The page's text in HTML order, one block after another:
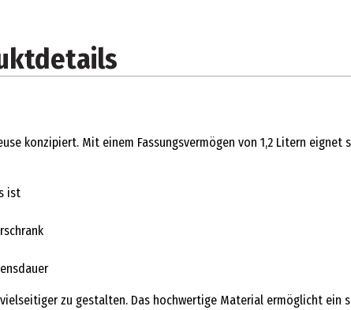
konzipiert. Mit einem Fassungsvermögen von 1,2 Litern
ist
zu gestalten. Das hochwertige Material ermöglicht ein